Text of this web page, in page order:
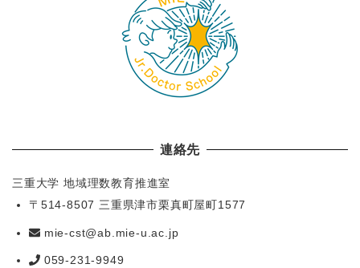
連絡先
三重大学 地域理数教育推進室
〒514-8507 三重県津市栗真町屋町1577
mie-cst@ab.mie-u.ac.jp
059-231-9949